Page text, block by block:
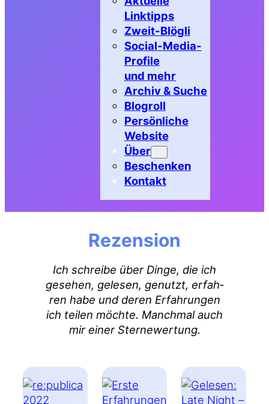
Linktipps
Zweit-Blögli
Social-Media-
Profile
und mehr
Archiv & Suche
Blogroll
Persönliche
Website
Über
Beschenken
Kontakt
Rezension
Ich schrei­be über Din­ge, die ich
gese­hen, gele­sen, genutzt, erfah­
ren habe und deren Erfah­run­gen
ich tei­len möch­te. Manch­mal auch
mir einer Sternewertung.